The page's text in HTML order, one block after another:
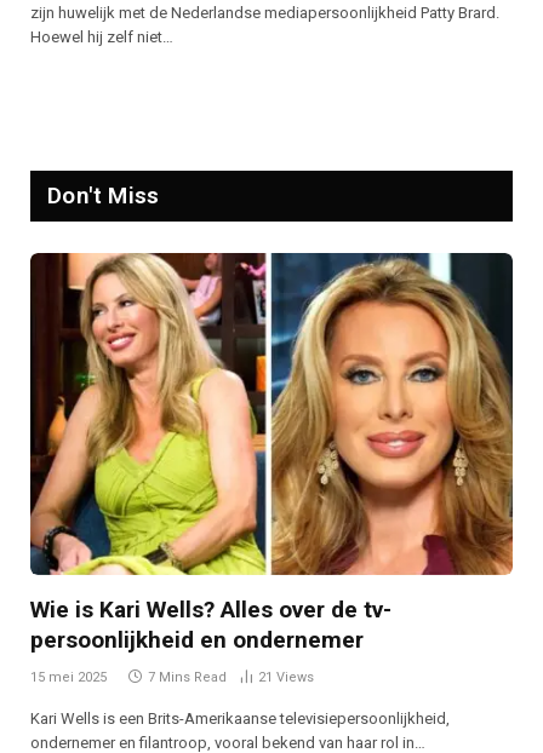
zijn huwelijk met de Nederlandse mediapersoonlijkheid Patty Brard.
Hoewel hij zelf niet…
Don't Miss
Wie is Kari Wells? Alles over de tv-
persoonlijkheid en ondernemer
15 mei 2025 7 Mins Read 21 Views
Kari Wells is een Brits-Amerikaanse televisiepersoonlijkheid,
ondernemer en filantroop, vooral bekend van haar rol in…